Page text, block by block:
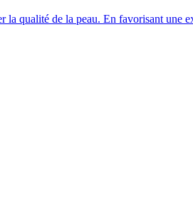
la qualité de la peau. En favorisant une